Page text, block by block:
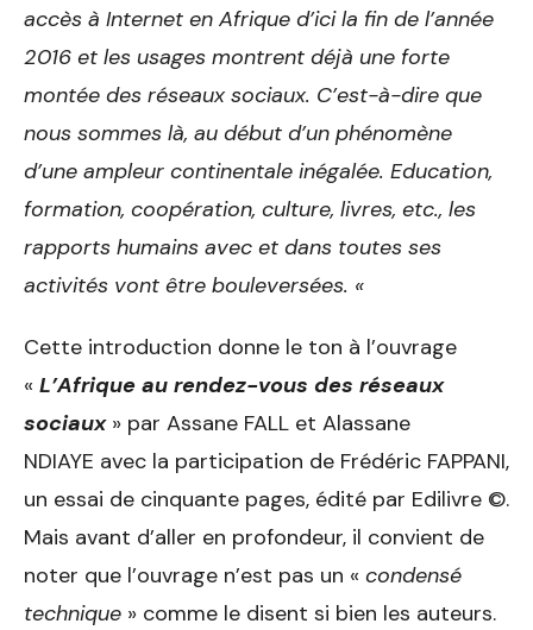
accès à Internet en Afrique d’ici la fin de l’année
2016 et les usages montrent déjà une forte
montée des réseaux sociaux. C’est-à-dire que
nous sommes là, au début d’un phénomène
d’une ampleur continentale inégalée. Education,
formation, coopération, culture, livres, etc., les
rapports humains avec et dans toutes ses
activités vont être bouleversées. «
Cette introduction donne le ton à l’ouvrage
« L’Afrique au rendez-vous des réseaux
sociaux» par Assane FALL et Alassane
NDIAYE avec la participation de Frédéric FAPPANI,
un essai de cinquante pages, édité par Edilivre ©.
Mais avant d’aller en profondeur, il convient de
noter que l’ouvrage n’est pas un « condensé
technique » comme le disent si bien les auteurs.